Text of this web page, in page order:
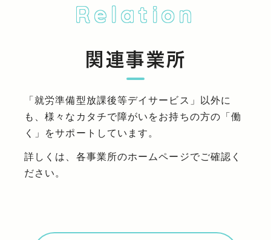
Relation
関連事業所
「就労準備型放課後等デイサービス」以外に
も、様々なカタチで障がいをお持ちの方の「働
く」をサポートしています。
詳しくは、各事業所のホームページでご確認く
ださい。